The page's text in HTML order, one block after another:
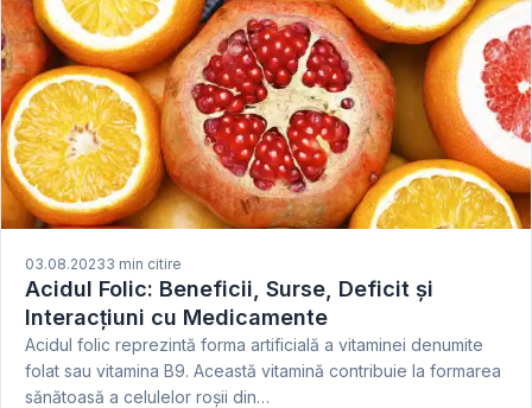
03.08.20233 min citire
Acidul Folic: Beneficii, Surse, Deficit și
Interacțiuni cu Medicamente
Acidul folic reprezintă forma artificială a vitaminei denumite
folat sau vitamina B9. Această vitamină contribuie la formarea
sănătoasă a celulelor roșii din…